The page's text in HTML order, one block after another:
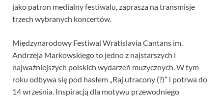
jako patron medialny festiwalu, zaprasza na transmisje
trzech wybranych koncertów.
Międzynarodowy Festiwal Wratislavia Cantans im.
Andrzeja Markowskiego to jedno z najstarszych i
najważniejszych polskich wydarzeń muzycznych. W tym
roku odbywa się pod hasłem „Raj utracony (?)” i potrwa do
14 września. Inspiracją dla motywu przewodniego